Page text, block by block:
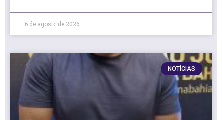
6 de agosto de 2026
NOTÍCIAS